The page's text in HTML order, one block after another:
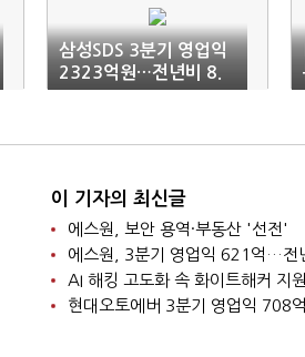
삼성SDS 3분기 영업익
2323억원…전년비 8.
1%↓
이 기자의 최신글
에스원, 보안 용역·부동산 '선전'
에스원, 3분기 영업익 621억…전
현대오토에버 3분기 영업익